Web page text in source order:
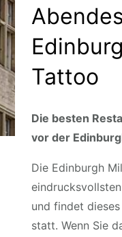
Tattoo
Die besten
vor der
Die Edinburgh
und findet
statt. Wenn Sie